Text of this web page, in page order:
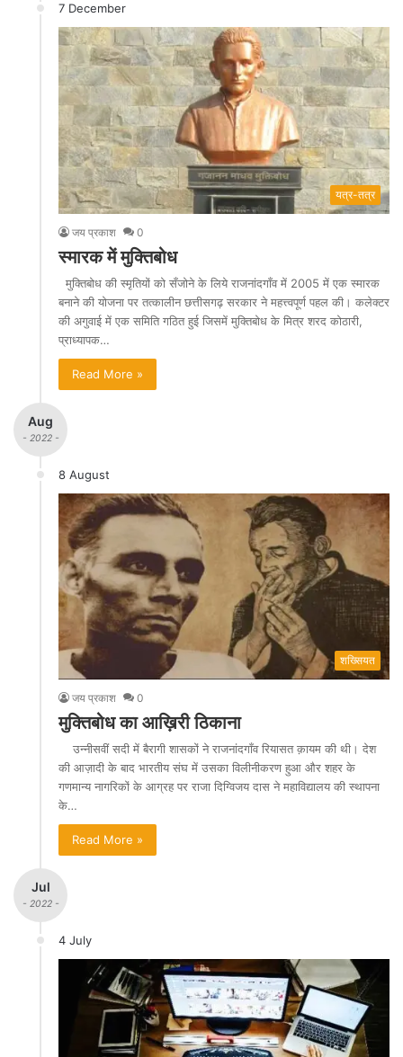
7 December
यत्र-तत्र
जय प्रकाश 0
स्मारक में मुक्तिबोध
मुक्तिबोध की स्मृतियों को सँजोने के लिये राजनांदगाँव में 2005 में एक स्मारक
बनाने की योजना पर तत्कालीन छत्तीसगढ़ सरकार ने महत्त्वपूर्ण पहल की। कलेक्टर
की अगुवाई में एक समिति गठित हुई जिसमें मुक्तिबोध के मित्र शरद कोठारी,
प्राध्यापक…
Read More »
Aug
- 2022 -
8 August
शख्सियत
जय प्रकाश 0
मुक्तिबोध का आख़िरी ठिकाना
उन्नीसवीं सदी में बैरागी शासकों ने राजनांदगाँव रियासत क़ायम की थी। देश
की आज़ादी के बाद भारतीय संघ में उसका विलीनीकरण हुआ और शहर के
गणमान्य नागरिकों के आग्रह पर राजा दिग्विजय दास ने महाविद्यालय की स्थापना
के…
Read More »
Jul
- 2022 -
4 July